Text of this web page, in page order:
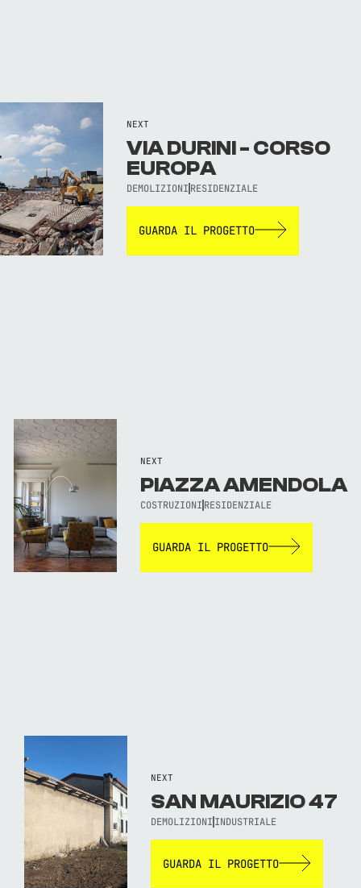
NEXT
VIA DURINI - CORSO
EUROPA
DEMOLIZIONI RESIDENZIALE
GUARDA IL PROGETTO
NEXT
PIAZZA AMENDOLA
COSTRUZIONI RESIDENZIALE
GUARDA IL PROGETTO
NEXT
SAN MAURIZIO 47
DEMOLIZIONI INDUSTRIALE
GUARDA IL PROGETTO